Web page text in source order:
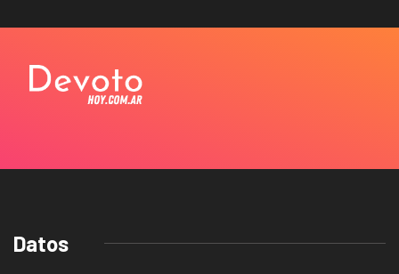
Datos